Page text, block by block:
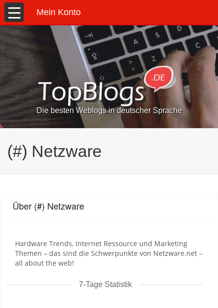
Mein Konto
Die besten Weblogs in deutscher Sprache
(#) Netzware
Über (#) Netzware
Hardware Trends, Internet Ressource und Marketing
Themen – das sind die Schwerpunkte von Netzware.net –
all about the web!
7-Tage Statistik